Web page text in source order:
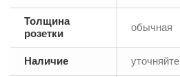
Толщина
розетки
обычная
Наличие уточняйте